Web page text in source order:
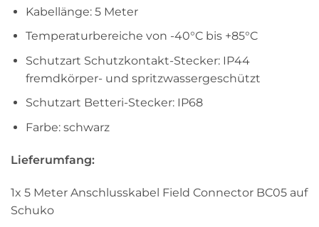
Kabellänge: 5 Meter
Temperaturbereiche von -40°C bis +85°C
Schutzart Schutzkontakt-Stecker: IP44
fremdkörper- und spritzwassergeschützt
Schutzart Betteri-Stecker: IP68
Farbe: schwarz
Lieferumfang:
1x 5 Meter Anschlusskabel Field Connector BC05 auf
Schuko